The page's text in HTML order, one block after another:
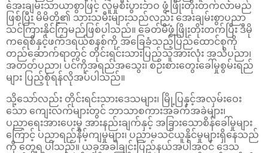
အေးချမ်းသာယာစွာဖြင့် လူမှုစီးပွားဘဝ ဖွံ့ဖြိုးတိုးတက်လာမည်
ဖြစ်ပြီး မိမိတို့၏ သားသမီးများသည်လည်း အေးချမ်းစွာပညာ
သင်ကြားနိုင်ကြမည်ဖြစ်ပါသည်။ ခေတ်မီဖွံ့ဖြိုးတိုးတက်ပြီး ဒီမို
ကရေစီနှင့်ဖက်ဒရယ်စနစ်ကို အခြေခံသည့်ပြည်ထောင်စုကို
တည်ဆောက်ရာတွင် တိုင်းရင်းသားပြည်သူအားလုံး အသိပညာ၊
အတတ်ပညာ၊ ပင်ကိုအရည်အသွေး၊ စဉ်းစားတွေးခေါ်မှုစွမ်းရည်
များ ပြည့်စုံရန်လိုအပ်ပါသည်။
သို့သော်လည်း တိုင်းရင်းသားဒေသများ၊ မြို့ပြနှင့်အလှမ်းဝေး
သော ကျေးလက်များတွင် ဘာသာစကားအခက်အခဲများ၊
ပညာရေးအားပေးမှု အားနည်းချက်နှင့် အခြားသောစိန်ခေါ်မှုများ
ကြောင့် ပညာရည်နိမ့်ကျမှုများ၊ ပညာမသင်ယူနိုင်မှုများရှိနေသည်
ကို တွေ့ရ ပါသည်။ ယခုအခါချင်းပြည်နယ်အပါအဝင် ဒေသ